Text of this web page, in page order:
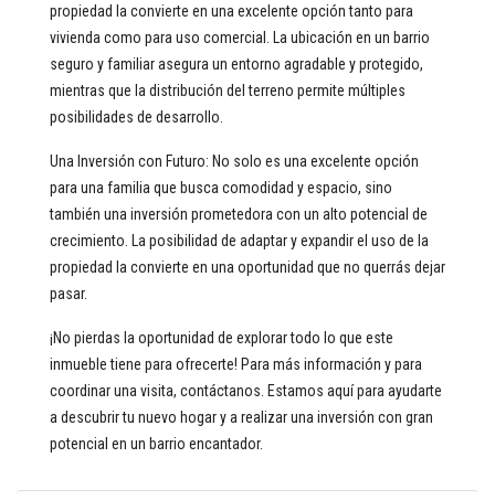
propiedad la convierte en una excelente opción tanto para
vivienda como para uso comercial. La ubicación en un barrio
seguro y familiar asegura un entorno agradable y protegido,
mientras que la distribución del terreno permite múltiples
posibilidades de desarrollo.
Una Inversión con Futuro: No solo es una excelente opción
para una familia que busca comodidad y espacio, sino
también una inversión prometedora con un alto potencial de
crecimiento. La posibilidad de adaptar y expandir el uso de la
propiedad la convierte en una oportunidad que no querrás dejar
pasar.
¡No pierdas la oportunidad de explorar todo lo que este
inmueble tiene para ofrecerte! Para más información y para
coordinar una visita, contáctanos. Estamos aquí para ayudarte
a descubrir tu nuevo hogar y a realizar una inversión con gran
potencial en un barrio encantador.